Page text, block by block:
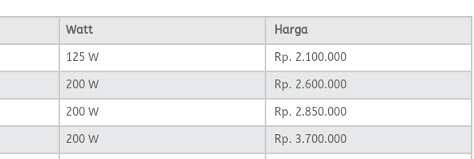
Watt
Harga
125 W
Rp. 2.100.000
200 W
Rp. 2.600.000
200 W
Rp. 2.850.000
200 W
Rp. 3.700.000